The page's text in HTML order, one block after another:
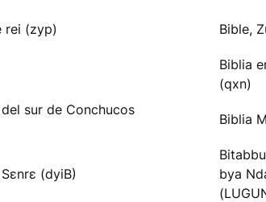
rei (zyp) Bible,
Biblia
(qxn)
sur de Conchucos
Biblia
(dyiB)
bya